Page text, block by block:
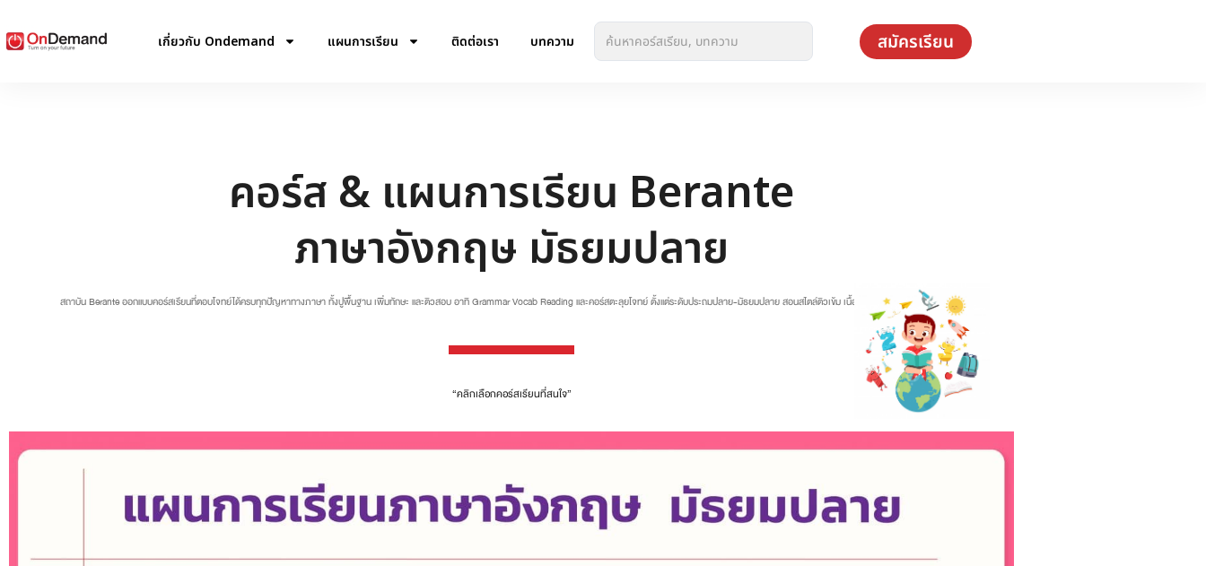
เกี่ยวกับ Ondemand แผนการเรียน ติดต่อเรา บทความ สมัครเรียน
คอร์ส & แผนการเรียน Berante
ภาษาอังกฤษ มัธยมปลาย
สถาบัน Berante ออกแบบคอร์สเรียนที่ตอบโจทย์ได้ครบทุกปัญหาทางภาษา ทั้งปูพื้นฐาน เพิ่มทักษะ และติวสอบ อาทิ Grammar Vocab Reading และคอร์สตะลุยโจทย์ ตั้งแต่ระดับประถมปลาย-มัธยมปลาย สอนสไตล์ติวเข้ม เนื้อหาเข้มข้น พร้อมเทคนิคจัดเต็ม
“คลิกเลือกคอร์สเรียนที่สนใจ”